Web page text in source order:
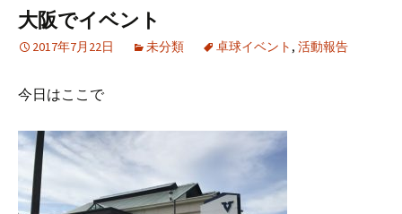
大阪でイベント
2017年7月22日 未分類 卓球イベント , 活動報告
今日はここで